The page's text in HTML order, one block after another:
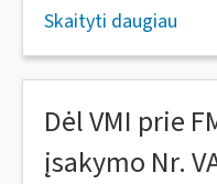
Skaityti daugiau
Dėl VMI prie
įsakymo Nr.